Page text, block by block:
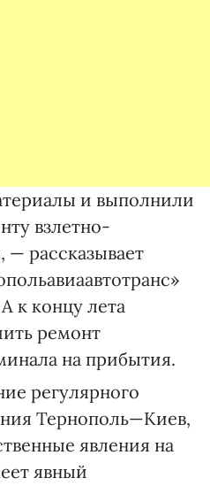
и выполнили
взлетно-
рассказывает
к концу лета
ремонт
на прибытия.
регулярного
Тернополь—Киев,
явления на
явный